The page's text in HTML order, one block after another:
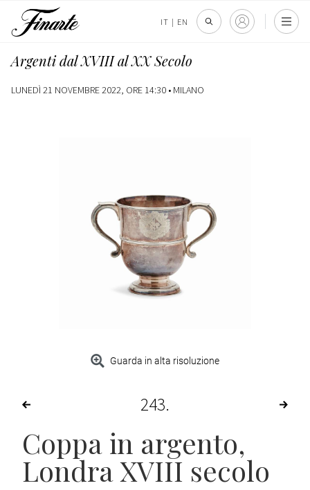
IT | EN
Argenti dal XVIII al XX Secolo
LUNEDÌ 21 NOVEMBRE 2022, ORE 14:30 • MILANO
Guarda in alta risoluzione
243
Coppa in argento,
Londra XVIII secolo